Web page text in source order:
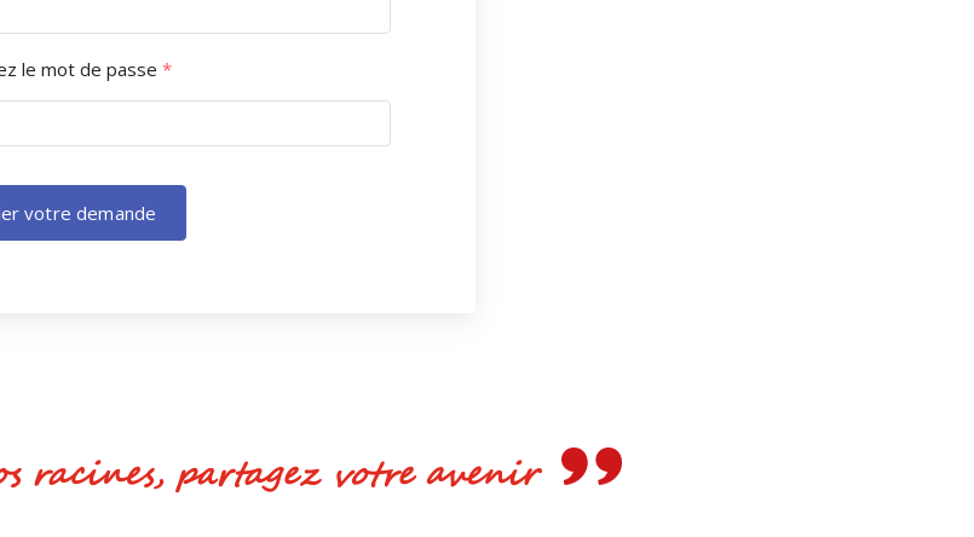
le mot de passe *
votre demande
racines, partagez votre avenir